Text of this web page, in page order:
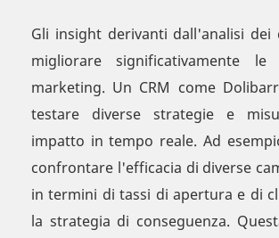
Gli insight derivanti dall'analisi dei
migliorare significativamente
marketing. Un CRM come
testare diverse strategie e
impatto in tempo reale. Ad
confrontare l'efficacia di diverse
in termini di tassi di apertura e di
la strategia di conseguenza.